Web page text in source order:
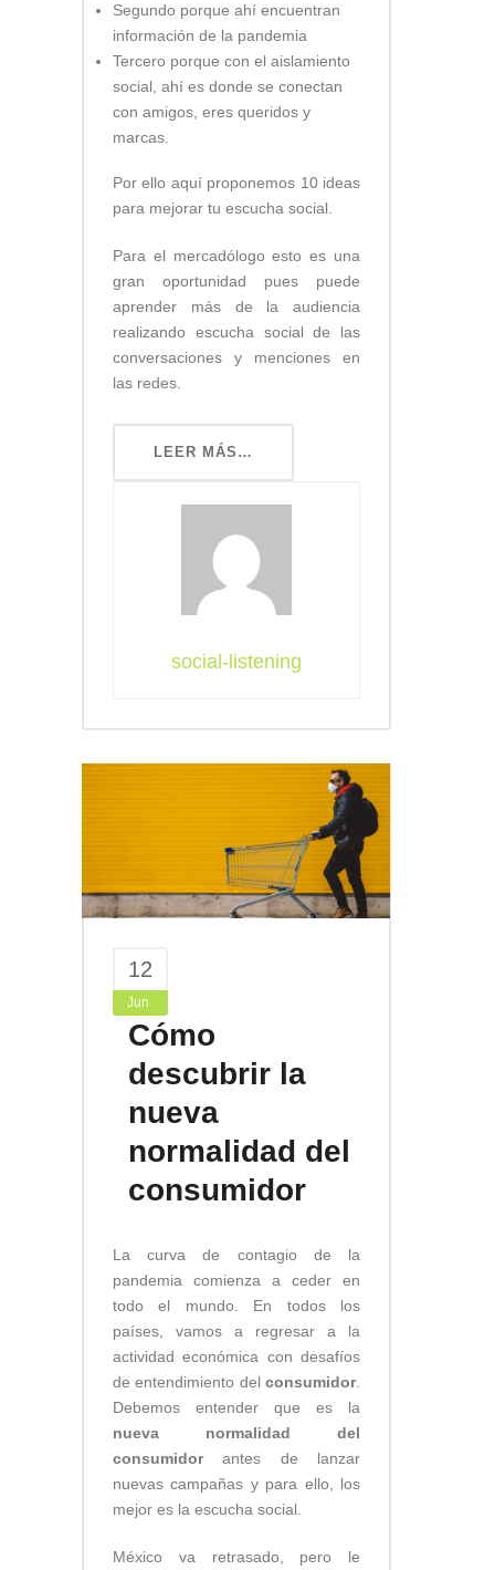
Segundo porque ahí encuentran
información de la pandemia
Tercero porque con el aislamiento
social, ahí es donde se conectan
con amigos, eres queridos y
marcas.
Por ello aquí proponemos 10 ideas
para mejorar tu escucha social.
Para el mercadólogo esto es una
gran oportunidad pues puede
aprender más de la audiencia
realizando escucha social de las
conversaciones y menciones en
las redes.
LEER MÁS…
social-listening
12
Jun
Cómo
descubrir la
nueva
normalidad del
consumidor
La curva de contagio de la
pandemia comienza a ceder en
todo el mundo. En todos los
países, vamos a regresar a la
actividad económica con desafíos
de entendimiento del consumidor.
Debemos entender que es la
nueva normalidad del
consumidorantes de lanzar
nuevas campañas y para ello, los
mejor es la escucha social.
México va retrasado, pero le